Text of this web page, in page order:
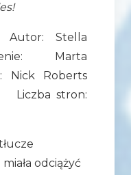
Autor: Stella
Marta
Nick Roberts
Liczba stron:
odciążyć